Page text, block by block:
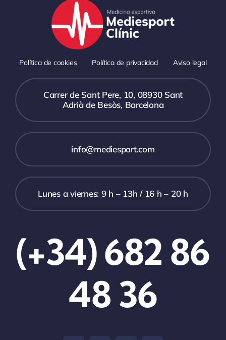
Política de cookies Política de privacidad Aviso legal
Carrer de Sant Pere, 10, 08930 Sant
Adrià de Besòs, Barcelona
info@mediesport.com
Lunes a viernes: 9 h – 13h / 16 h – 20 h
(+34) 682 86
48 36